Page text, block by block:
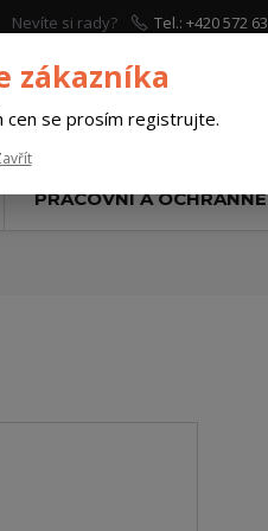
Nevíte si rady?
Tel.: +420 572
PRACOVNÍ A
zákazníka
cen se prosím registrujte.